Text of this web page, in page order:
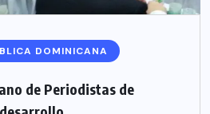
DOMINICANA
de Periodistas de